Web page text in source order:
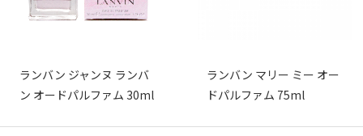
ランバン ジャンヌ ランバ
ン オードパルファム 30ml
ランバン マリー ミー オー
ドパルファム 75ml